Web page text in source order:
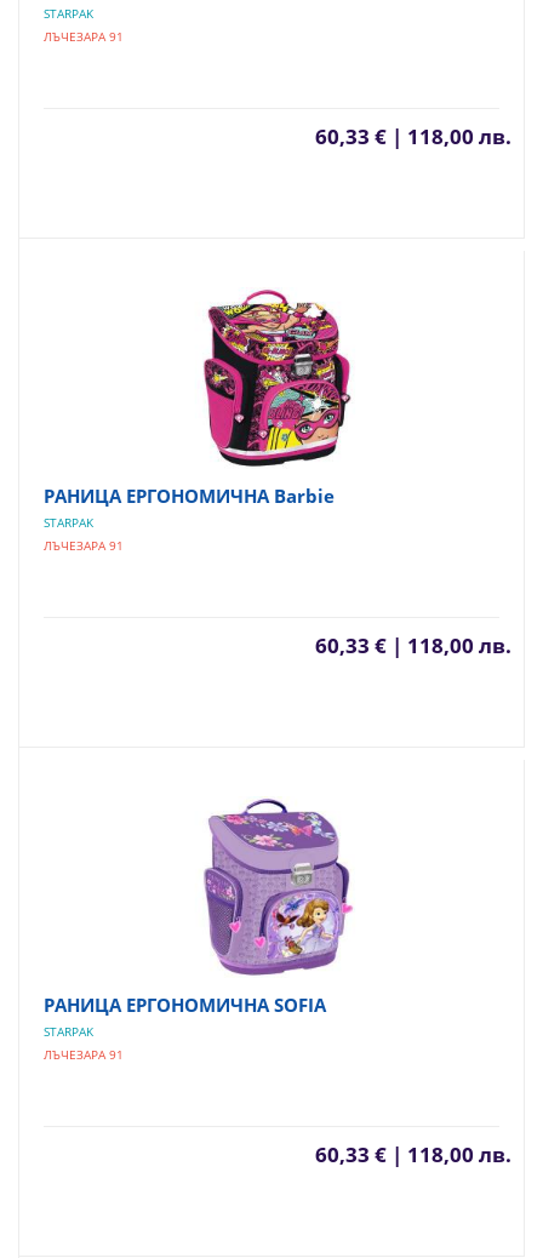
STARPAK
ЛЪЧЕЗАРА 91
60,33 € | 118,00 лв.
РАНИЦА ЕРГОНОМИЧНА Barbie
STARPAK
ЛЪЧЕЗАРА 91
60,33 € | 118,00 лв.
РАНИЦА ЕРГОНОМИЧНА SOFIA
STARPAK
ЛЪЧЕЗАРА 91
60,33 € | 118,00 лв.